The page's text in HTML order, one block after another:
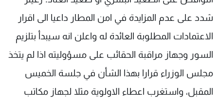
شدد على عدم المزايدة في امن المطار داعيا الى اقرار
الاعتمادات المطلوبة العائدة له واعلن انه سيبدأ بتلزيم
السور وجهاز مراقبة الحقائب على مسؤوليته اذا لم يتخذ
مجلس الوزراء قرارا بهذا الشأن في جلسة الخميس
المقبل، واستغرب اعطاء الاولوية مثلا لجهاز مكاتب